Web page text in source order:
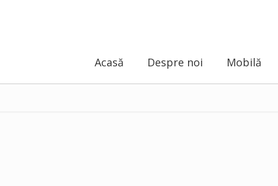
Acasă Despre noi Mobilă